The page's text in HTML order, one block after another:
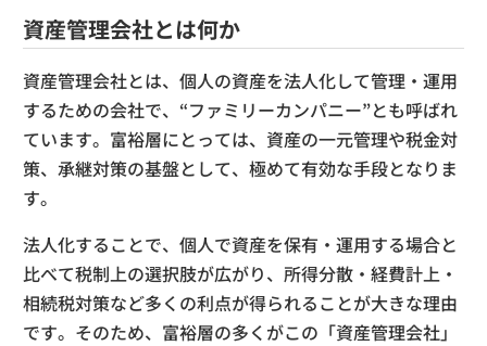
資産管理会社とは何か
資産管理会社とは、個人の資産を法人化して管理・運用
するための会社で、“ファミリーカンパニー”とも呼ばれ
ています。富裕層にとっては、資産の一元管理や税金対
策、承継対策の基盤として、極めて有効な手段となりま
す。
法人化することで、個人で資産を保有・運用する場合と
比べて税制上の選択肢が広がり、所得分散・経費計上・
相続税対策など多くの利点が得られることが大きな理由
です。そのため、富裕層の多くがこの「資産管理会社」